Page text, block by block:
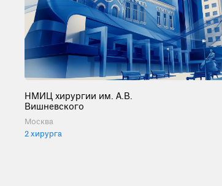
НМИЦ хирургии им. А.В.
Вишневского
Москва
2 хирурга